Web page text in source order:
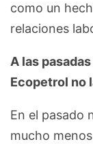
como un
relaciones
A las
Ecopetrol no
En el pasado
mucho